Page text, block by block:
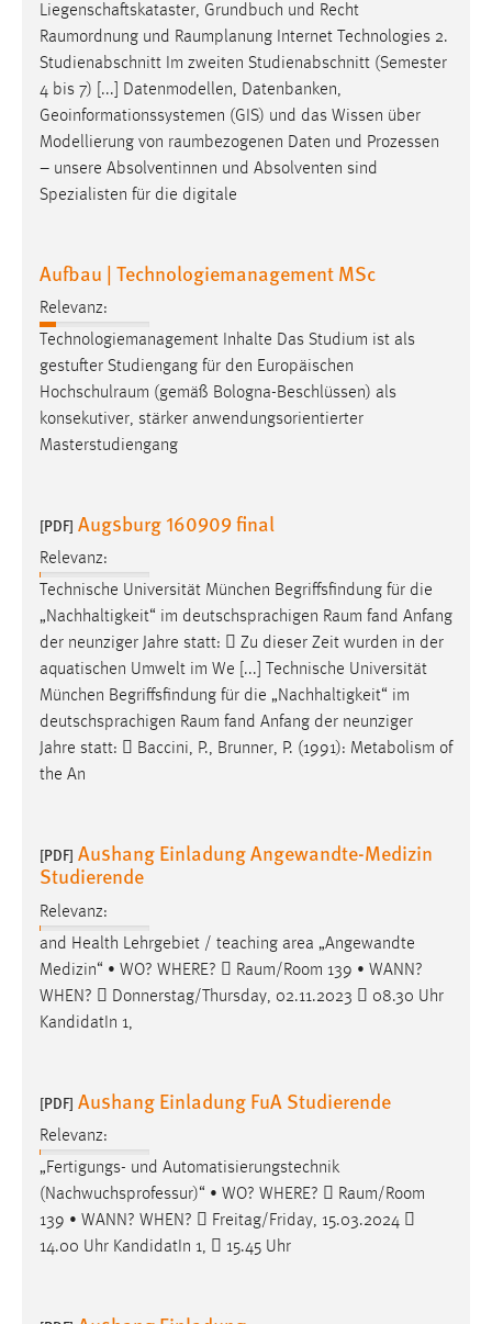
Liegenschaftskataster, Grundbuch und Recht
Raumordnung und Raumplanung Internet Technologies 2.
Studienabschnitt Im zweiten Studienabschnitt (Semester
4 bis 7) [...] Datenmodellen, Datenbanken,
Geoinformationssystemen (GIS) und das Wissen über
Modellierung von raumbezogenen Daten und Prozessen
– unsere Absolventinnen und Absolventen sind
Spezialisten für die digitale
Aufbau | Technologiemanagement MSc
Relevanz:
Technologiemanagement Inhalte Das Studium ist als
gestufter Studiengang für den Europäischen
Hochschulraum (gemäß Bologna-Beschlüssen) als
konsekutiver, stärker anwendungsorientierter
Masterstudiengang
[PDF] Augsburg 160909 final
Relevanz:
Technische Universität München Begriffsfindung für die
„Nachhaltigkeit“ im deutschsprachigen Raum fand Anfang
der neunziger Jahre statt:  Zu dieser Zeit wurden in der
aquatischen Umwelt im We [...] Technische Universität
München Begriffsfindung für die „Nachhaltigkeit“ im
deutschsprachigen Raum fand Anfang der neunziger
Jahre statt:  Baccini, P., Brunner, P. (1991): Metabolism of
the An
[PDF] Aushang Einladung Angewandte-Medizin
Studierende
Relevanz:
and Health Lehrgebiet / teaching area „Angewandte
Medizin“ • WO? WHERE?  Raum/Room 139 • WANN?
WHEN?  Donnerstag/Thursday, 02.11.2023  08.30 Uhr
KandidatIn 1,
[PDF] Aushang Einladung FuA Studierende
Relevanz:
„Fertigungs- und Automatisierungstechnik
(Nachwuchsprofessur)“ • WO? WHERE?  Raum/Room
139 • WANN? WHEN?  Freitag/Friday, 15.03.2024 
14.00 Uhr KandidatIn 1,  15.45 Uhr
chat-frame-style-5e9dbeb1811c0446
Zweck:
Wird benötigt um die Chatfunktion nutzen zu können.
Cookie Laufzeit:
MibewSessionID, mibew-chat-frame-style-
5e9dbeb1811c0446 = Sitzungslaufzeit, mibew_locale = 3
Jahre, MIBEW_UserID = 1 Jahr
fe_user, be_user, be_lastLoginProvider
Zweck:
Dieser Cookie ist notwendig um sich an der Website
einloggen zu können.
Cookie Laufzeit:
STATISTIK
Statistik Cookies erfassen Informationen anonym.
Diese Informationen helfen uns zu verstehen, wie
unsere Besucher unsere Website nutzen.
Matomo
Name:
Cookie Laufzeit:
MARKETING
Marketing Cookies werden von Drittanbietern
hinweg verfolgen.
Google Ads
Name:
_gcl_au
Anbieter: